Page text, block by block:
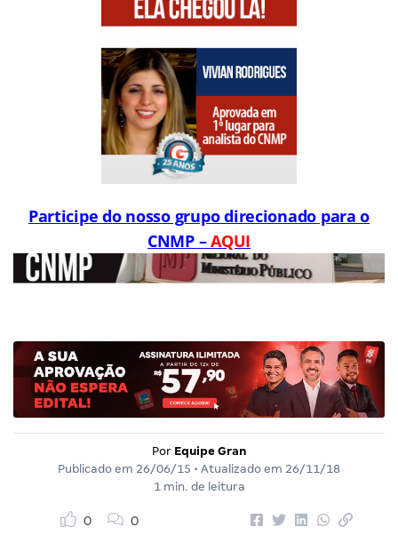
Participe do nosso grupo direcionado para o
CNMP –AQUI
Por Equipe Gran
Publicado em 26/06/15 • Atualizado em 26/11/18
1 min. de leitura
0 0